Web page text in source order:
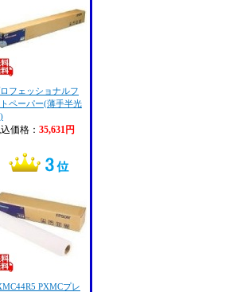
フェッショナルフ
トペーパー(薄手半光
価格： 35,631円
PXMCプレ